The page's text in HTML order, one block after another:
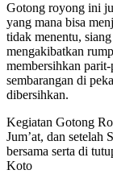
Gotong royong ini
yang mana bisa
tidak menentu,
mengakibatkan
membersihkan
sembarangan di
dibersihkan.
Kegiatan Gotong
Jum’at, dan setelah
bersama serta di
Koto